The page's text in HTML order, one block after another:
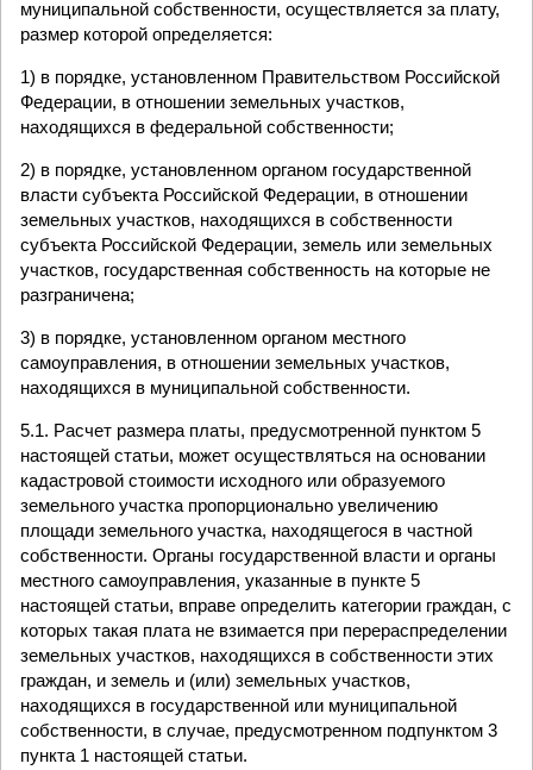
муниципальной собственности, осуществляется за плату,
размер которой определяется:
1) в порядке, установленном Правительством Российской
Федерации, в отношении земельных участков,
находящихся в федеральной собственности;
2) в порядке, установленном органом государственной
власти субъекта Российской Федерации, в отношении
земельных участков, находящихся в собственности
субъекта Российской Федерации, земель или земельных
участков, государственная собственность на которые не
разграничена;
3) в порядке, установленном органом местного
самоуправления, в отношении земельных участков,
находящихся в муниципальной собственности.
5.1. Расчет размера платы, предусмотренной пунктом 5
настоящей статьи, может осуществляться на основании
кадастровой стоимости исходного или образуемого
земельного участка пропорционально увеличению
площади земельного участка, находящегося в частной
собственности. Органы государственной власти и органы
местного самоуправления, указанные в пункте 5
настоящей статьи, вправе определить категории граждан, с
которых такая плата не взимается при перераспределении
земельных участков, находящихся в собственности этих
граждан, и земель и (или) земельных участков,
находящихся в государственной или муниципальной
собственности, в случае, предусмотренном подпунктом 3
пункта 1 настоящей статьи.